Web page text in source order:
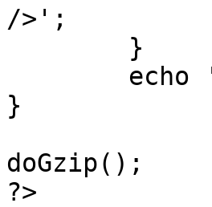
/>';
}
doGzip();
?>